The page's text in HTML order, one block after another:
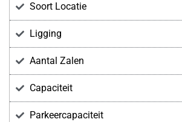
Soort Locatie
Ligging
Aantal Zalen
Capaciteit
Parkeercapaciteit